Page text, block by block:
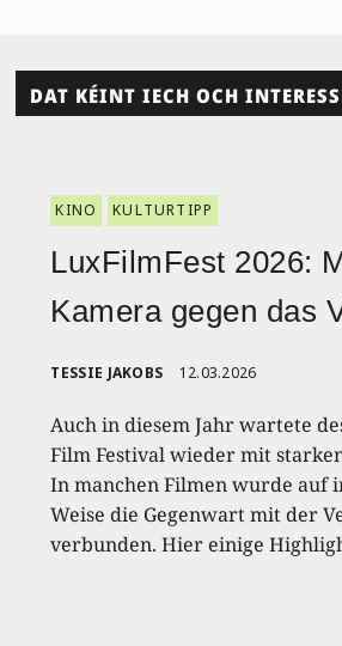
DAT KÉINT IECH OCH
KINO KULTURTIPP
LuxFilmFest 2026:
Kamera gegen das
TESSIE JAKOBS 12.03.2026
Auch in diesem Jahr wartete
Film Festival wieder mit
In manchen Filmen wurde auf
Weise die Gegenwart mit der
verbunden. Hier einige